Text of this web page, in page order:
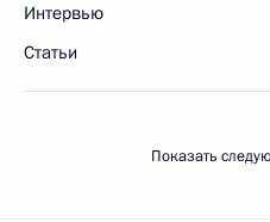
Интервью
Статьи
Показать